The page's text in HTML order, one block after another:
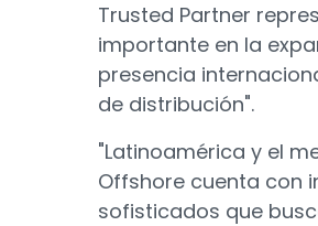
Trusted Partner
importante en la
presencia
de distribución".
"Latinoamérica y el
Offshore cuenta con
sofisticados que